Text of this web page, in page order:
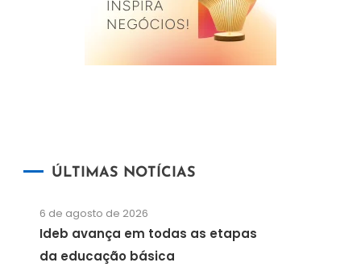
ÚLTIMAS NOTÍCIAS
6 de agosto de 2026
Ideb avança em todas as etapas
da educação básica